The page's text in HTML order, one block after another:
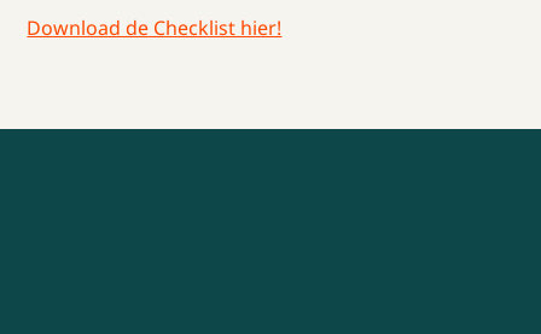
Download de Checklist hier!